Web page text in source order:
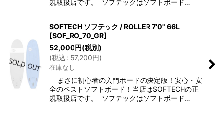
規取扱店です。 ソフテックはソフトボード…
SOFTECH ソフテック / ROLLER 7'0" 66L
[SOF_RO_70_GR]
52,000円(税別)
(税込: 57,200円)
在庫なし
まさに初心者の入門ボードの決定版！安心・安
全のベストソフトボード！当店はSOFTECHの正
規取扱店です。 ソフテックはソフトボード…